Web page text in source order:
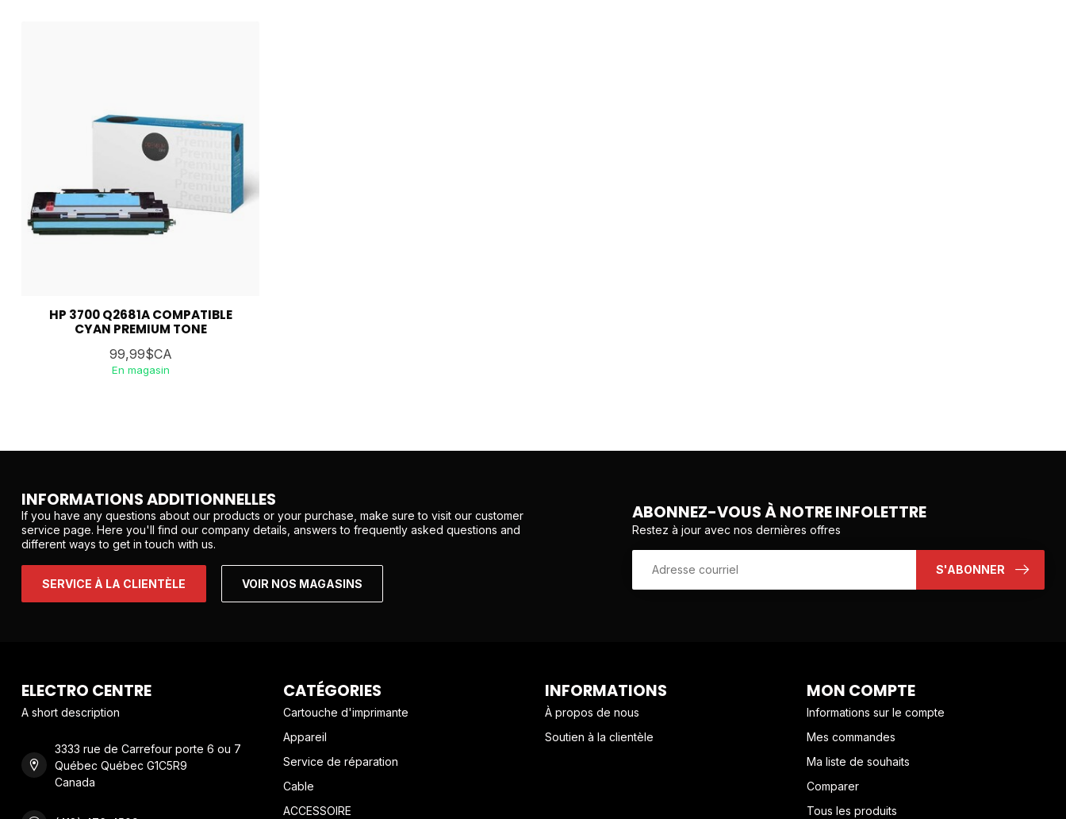
HP 3700 Q2681A COMPATIBLE
CYAN PREMIUM TONE
99,99$CA
En magasin
INFORMATIONS ADDITIONNELLES
If you have any questions about our products or your purchase, make sure to visit our customer
service page. Here you'll find our company details, answers to frequently asked questions and
different ways to get in touch with us.
SERVICE À LA CLIENTÈLE VOIR NOS MAGASINS
ABONNEZ-VOUS À NOTRE INFOLETTRE
Restez à jour avec nos dernières offres
S'ABONNER
ELECTRO CENTRE
A short description
3333 rue de Carrefour porte 6 ou 7
Québec Québec G1C5R9
Canada
CATÉGORIES
Cartouche d'imprimante
Appareil
Service de réparation
Cable
ACCESSOIRE
INFORMATIONS
À propos de nous
Soutien à la clientèle
MON COMPTE
Informations sur le compte
Mes commandes
Ma liste de souhaits
Comparer
Tous les produits